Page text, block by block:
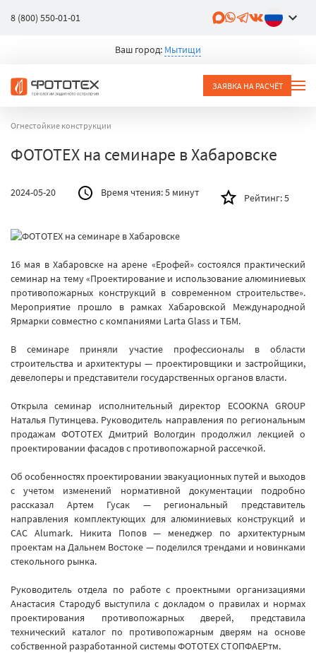
8 (800) 550-01-01
Ваш город: Мытищи
ЗАЯВКА НА РАСЧЁТ
Огнестойкие конструкции
ФОТОТЕХ на семинаре в Хабаровске
2024-05-20 Время чтения:5 минут Рейтинг:5
16 мая в Хабаровске на арене «Ерофей» состоялся практический
семинар на тему «Проектирование и использование алюминиевых
противопожарных конструкций в современном строительстве».
Мероприятие прошло в рамках Хабаровской Международной
Ярмарки совместно с компаниями Larta Glass и ТБМ.
В семинаре приняли участие профессионалы в области
строительства и архитектуры — проектировщики и застройщики,
девелоперы и представители государственных органов власти.
Открыла семинар исполнительный директор ECOOKNA GROUP
Наталья Путинцева. Руководитель направления по региональным
продажам ФОТОТЕХ Дмитрий Вологдин продолжил лекцией о
проектировании фасадов с противопожарной рассечкой.
Об особенностях проектировании эвакуационных путей и выходов
с учетом изменений нормативной документации подробно
рассказал Артем Гусак — региональный представитель
направления комплектующих для алюминиевых конструкций и
CAC Alumark. Никита Попов — менеджер по архитектурным
проектам на Дальнем Востоке — поделился трендами и новинками
стекольного рынка.
Руководитель отдела по работе с проектными организациями
Анастасия Стародуб выступила с докладом о правилах и нормах
проектирования противопожарных дверей, представила
технический каталог по противопожарным дверям на основе
собственной разработанной системы ФОТОТЕХ СТОПФАЕРтм.